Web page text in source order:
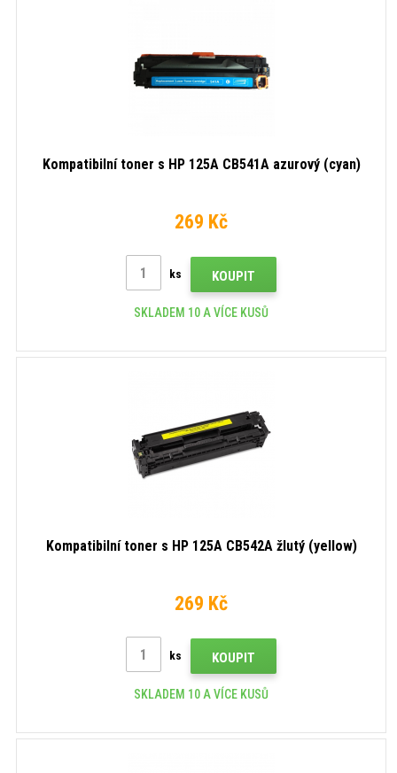
Kompatibilní toner s HP 125A CB541A azurový (cyan)
269 Kč
ks KOUPIT
SKLADEM 10 A VÍCE KUSŮ
Kompatibilní toner s HP 125A CB542A žlutý (yellow)
269 Kč
ks KOUPIT
SKLADEM 10 A VÍCE KUSŮ